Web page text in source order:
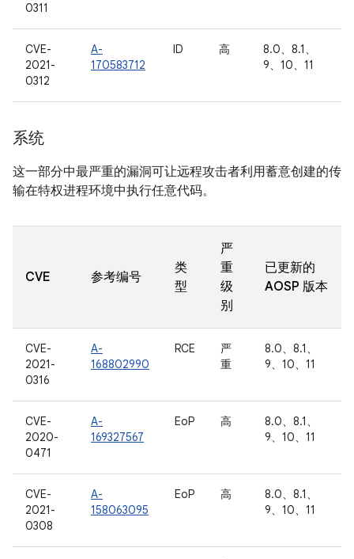
0311
CVE-
2021-
0312
A-
170583712
ID 高
8.0、8.1、
9、10、11
系统
这一部分中最严重的漏洞可让远程攻击者利用蓄意创建的传
输在特权进程环境中执行任意代码。
CVE 参考编号
类
型
严
重
级
别
已更新的
AOSP 版本
CVE-
2021-
0316
A-
168802990
RCE
严
重
8.0、8.1、
9、10、11
CVE-
2020-
0471
A-
169327567
EoP 高
8.0、8.1、
9、10、11
CVE-
2021-
0308
A-
158063095
EoP 高
8.0、8.1、
9、10、11